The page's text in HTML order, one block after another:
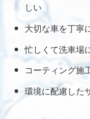
しい
大切な車を丁寧
忙しくて洗車場
コーティング施
環境に配慮した